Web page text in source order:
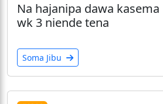
Na hajanipa dawa
wk 3 niende tena
Soma Jibu